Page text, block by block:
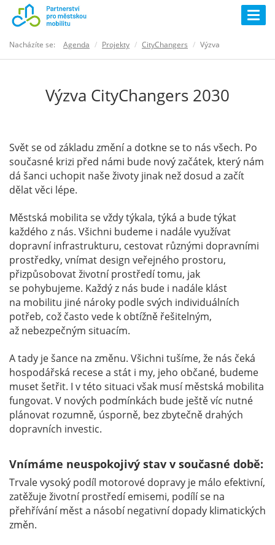
Nacházíte se: Agenda Projekty CityChangers Výzva
Výzva CityChangers 2030
Svět se od základu změní a dotkne se to nás všech. Po
současné krizi před námi bude nový začátek, který nám
dá šanci uchopit naše životy jinak než dosud a začít
dělat věci lépe.
Městská mobilita se vždy týkala, týká a bude týkat
každého z nás. Všichni budeme i nadále využívat
dopravní infrastrukturu, cestovat různými dopravními
prostředky, vnímat design veřejného prostoru,
přizpůsobovat životní prostředí tomu, jak
se pohybujeme. Každý z nás bude i nadále klást
na mobilitu jiné nároky podle svých individuálních
potřeb, což často vede k obtížně řešitelným,
až nebezpečným situacím.
A tady je šance na změnu. Všichni tušíme, že nás čeká
hospodářská recese a stát i my, jeho občané, budeme
muset šetřit. I v této situaci však musí městská mobilita
fungovat. V nových podmínkách bude ještě víc nutné
plánovat rozumně, úsporně, bez zbytečně drahých
dopravních investic.
Vnímáme neuspokojivý stav v současné době:
Trvale vysoký podíl motorové dopravy je málo efektivní,
zatěžuje životní prostředí emisemi, podílí se na
přehřívání měst a násobí negativní dopady klimatických
změn.